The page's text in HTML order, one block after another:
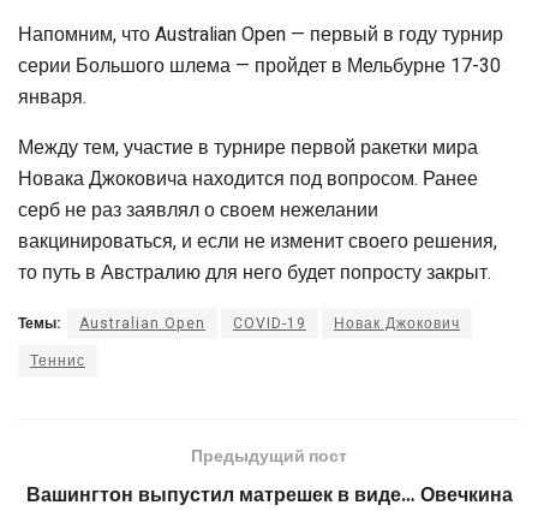
Напомним, что Australian Open — первый в году турнир
серии Большого шлема — пройдет в Мельбурне 17-30
января.
Между тем, участие в турнире первой ракетки мира
Новака Джоковича находится под вопросом. Ранее
серб не раз заявлял о своем нежелании
вакцинироваться, и если не изменит своего решения,
то путь в Австралию для него будет попросту закрыт.
Темы: Australian Open COVID-19
Новак Джокович
Теннис
Предыдущий пост
Вашингтон выпустил матрешек в виде… Овечкина